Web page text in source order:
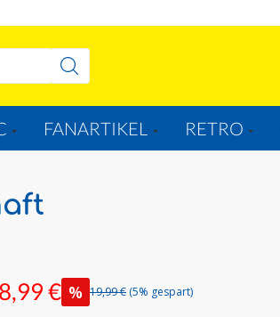
FANARTIKEL RETRO
€ % 19,99 € (5% gespart)